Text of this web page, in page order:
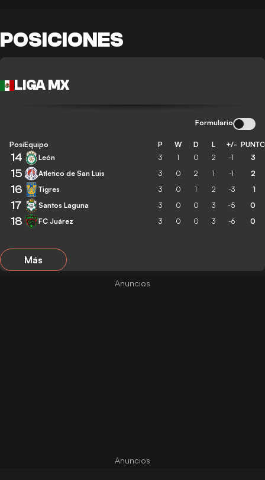
POSICIONES
LIGA MX
Formulario
Posición
Equipo P W D L +/-
14 León 3 1 0 2 -1 3
15 Atletico de San Luis 3 0 2 1 -1 2
16 Tigres 3 0 1 2 -3 1
17 Santos Laguna 3 0 0 3 -5 0
18 FC Juárez 3 0 0 3 -6 0
Más